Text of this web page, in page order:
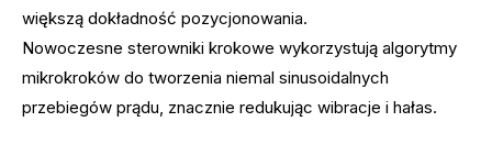
większą dokładność pozycjonowania.
Nowoczesne sterowniki krokowe wykorzystują algorytmy
mikrokroków do tworzenia niemal sinusoidalnych
przebiegów prądu, znacznie redukując wibracje i hałas.